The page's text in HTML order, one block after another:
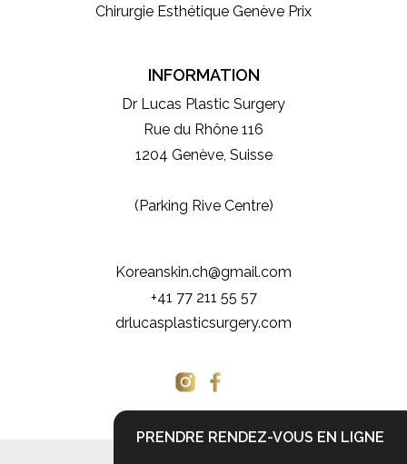
Chirurgie Esthétique Genève Prix
INFORMATION
Dr Lucas Plastic Surgery
Rue du Rhône 116
1204 Genève, Suisse
(Parking Rive Centre)
Koreanskin.ch@gmail.com
+41 77 211 55 57
drlucasplasticsurgery.com
PRENDRE RENDEZ-VOUS EN LIGNE